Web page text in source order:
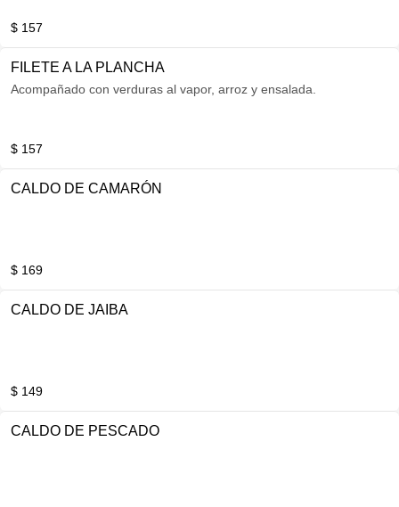
$ 157
FILETE A LA PLANCHA
Acompañado con verduras al vapor, arroz y ensalada.
$ 157
CALDO DE CAMARÓN
$ 169
CALDO DE JAIBA
$ 149
CALDO DE PESCADO